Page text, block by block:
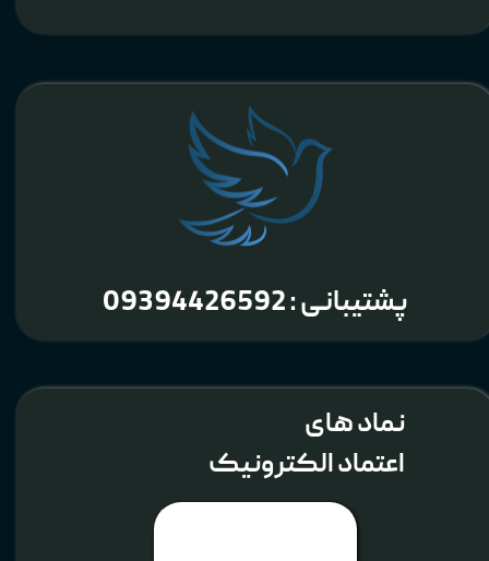
پشتیبانی : 09394426592
نماد های
اعتماد الکترونیک